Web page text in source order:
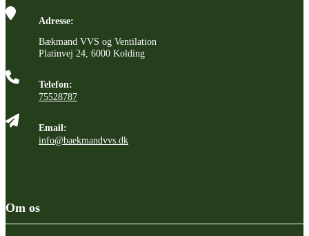
Adresse:
Bækmand VVS og Ventilation
Platinvej 24, 6000 Kolding
Telefon:
75528787
Email:
info@baekmandvvs.dk
Om os